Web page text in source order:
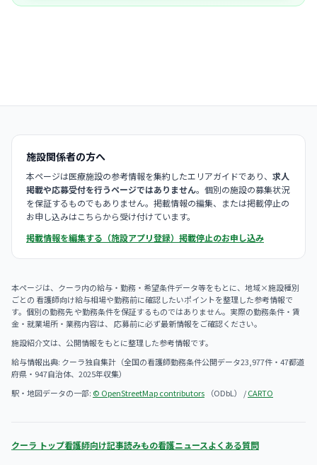
施設関係者の方へ
本ページは医療施設の参考情報を集約したエリアガイドであり、 求人
掲載や応募受付を行うページではありません。個別の施設の募集状況
を保証するものでもありません。掲載情報の編集、または掲載停止の
お申し込みはこちらから受け付けています。
掲載情報を編集する（施設アプリ登録） 掲載停止のお申し込み
本ページは、クーラ内の給与・勤務・希望条件データ等をもとに、地域×施設種別
ごとの 看護師向け給与相場や勤務前に確認したいポイントを整理した参考情報で
す。個別の勤務先 や勤務条件を保証するものではありません。実際の勤務条件・賃
金・就業場所・業務内容は、 応募前に必ず最新情報をご確認ください。
施設紹介文は、公開情報をもとに整理した参考情報です。
給与情報出典: クーラ独自集計（全国の看護師勤務条件公開データ23,977件・47都道
府県・947自治体、2025年収集）
駅・地図データの一部: © OpenStreetMap contributors （ODbL） /CARTO
クーラ トップ看護師向け記事読みもの看護ニュースよくある質問